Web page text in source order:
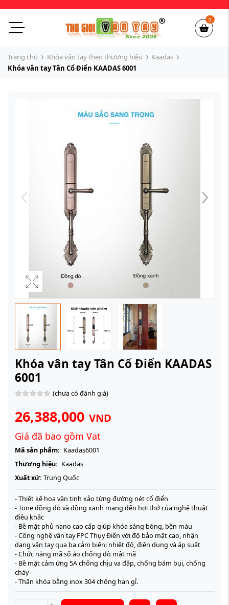
0
Trang chủ Khóa vân tay theo thương hiệu
Kaadas
Khóa vân tay Tân Cổ Điển KAADAS 6001
Khóa vân tay Tân Cổ Điển KAADAS
6001
(chưa có đánh giá)
26,388,000 VND
Giá đã bao gồm Vat
Mã sản phẩm: Kaadas6001
Thương hiệu: Kaadas
Xuất xứ: Trung Quốc
- Thiết kế hoa văn tinh xảo từng đường nét cổ điển
- Tone đồng đỏ và đồng xanh mang đến hơi thở của nghệ thuật
điêu khắc
- Bề mặt phủ nano cao cấp giúp khóa sáng bóng, bền màu
- Công nghệ vân tay FPC Thụy Điển với độ bảo mật cao, nhận
dạng vân tay qua ba cảm biến: nhiệt độ, điện dung và áp suất
- Chức năng mã số ảo chống dò mật mã
- Bề mặt cảm ứng 5A chống chịu va đập, chống bám bụi, chống
cháy
- Thân khóa bằng inox 304 chống han gỉ.